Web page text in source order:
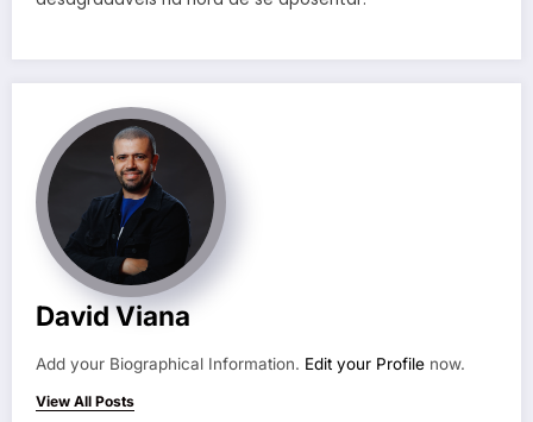
David Viana
Add your Biographical Information. Edit your Profile now.
View All Posts